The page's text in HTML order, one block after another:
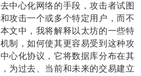
中心化网络的手段，攻击者试图
攻击一个或多个特定用户，而不
文中，我将解释以太坊的一些特
制，如何使其更容易受到这种攻
心化协议，它将数据库分布在其
为过去、当前和未来的交易建立